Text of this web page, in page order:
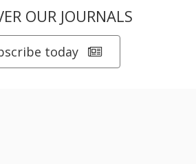
OUR JOURNALS
today